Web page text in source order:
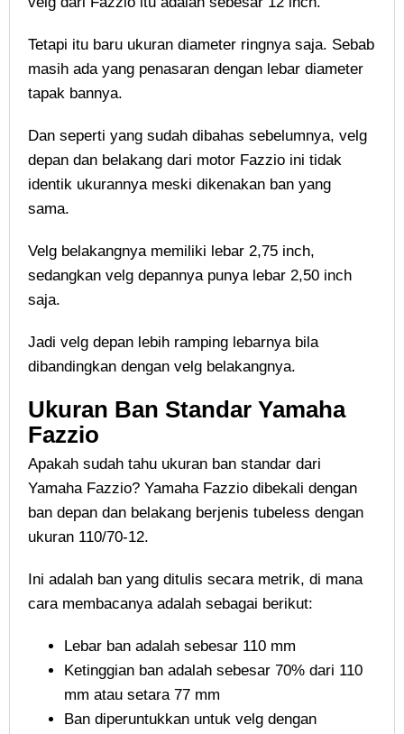
Tetapi itu baru ukuran diameter ringnya saja. Sebab
masih ada yang penasaran dengan lebar diameter
tapak bannya.
Dan seperti yang sudah dibahas sebelumnya, velg
depan dan belakang dari motor Fazzio ini tidak
identik ukurannya meski dikenakan ban yang
sama.
Velg belakangnya memiliki lebar 2,75 inch,
sedangkan velg depannya punya lebar 2,50 inch
saja.
Jadi velg depan lebih ramping lebarnya bila
dibandingkan dengan velg belakangnya.
Ukuran Ban Standar Yamaha
Fazzio
Apakah sudah tahu ukuran ban standar dari
Yamaha Fazzio? Yamaha Fazzio dibekali dengan
ban depan dan belakang berjenis tubeless dengan
ukuran 110/70-12.
Ini adalah ban yang ditulis secara metrik, di mana
cara membacanya adalah sebagai berikut:
Lebar ban adalah sebesar 110 mm
Ketinggian ban adalah sebesar 70% dari 110
mm atau setara 77 mm
Ban diperuntukkan untuk velg dengan